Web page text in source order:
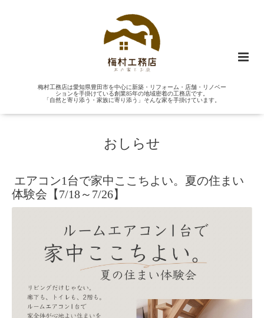
梅村工務店は愛知県豊田市を中心に新築・リフォーム・店舗・リノベー
ションを手掛けている創業85年の地域密着の工務店です。
「自然と寄り添う・家族に寄り添う」そんな家を手掛けています。
おしらせ
エアコン1台で家中ここちよい。夏の住まい
体験会【7/18～7/26】